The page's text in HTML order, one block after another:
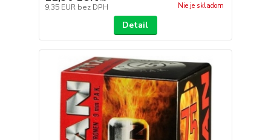
9,35 EUR bez DPH Nie je skladom
Detail